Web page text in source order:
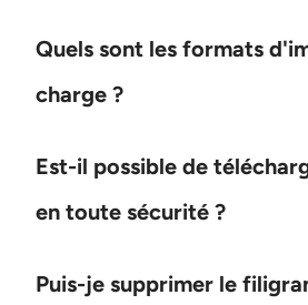
Quels sont les formats
charge ?
Est-il possible de
en toute sécurité ?
Puis-je supprimer le